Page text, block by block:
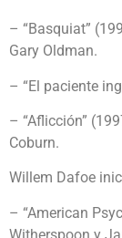
– “Basquiat”
Gary Oldman.
– “El paciente
– “Aflicción”
Coburn.
Willem Dafoe
– “American